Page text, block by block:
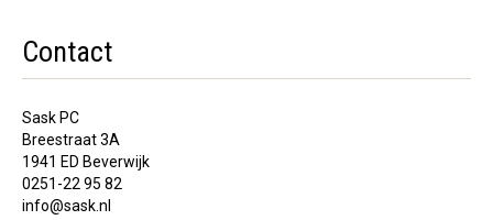
Contact
Sask PC
Breestraat 3A
1941 ED Beverwijk
0251-22 95 82
info@sask.nl